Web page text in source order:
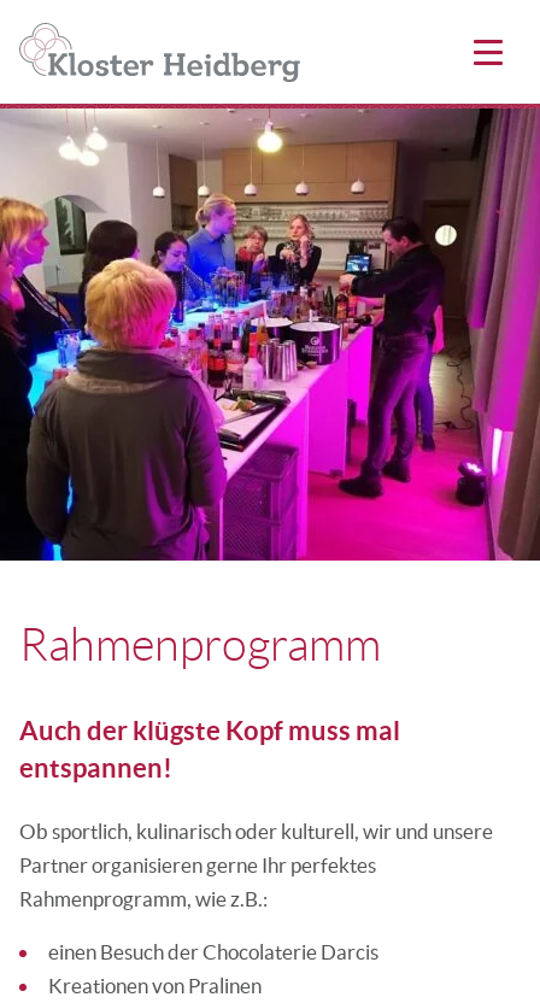
Rahmenprogramm
Auch der klügste Kopf muss mal
entspannen!
Ob sportlich, kulinarisch oder kulturell, wir und unsere
Partner organisieren gerne Ihr perfektes
Rahmenprogramm, wie z.B.:
einen Besuch der Chocolaterie Darcis
Kreationen von Pralinen